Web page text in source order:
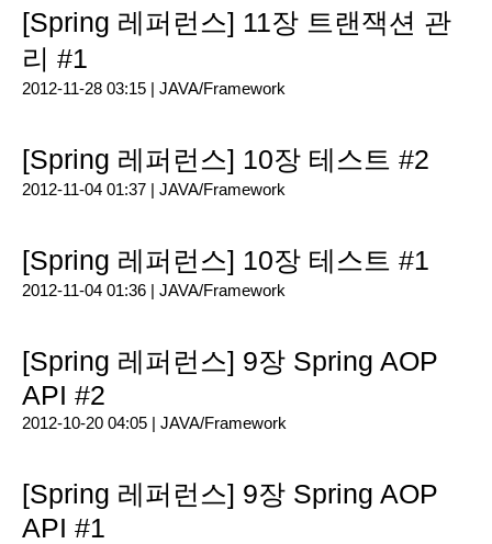
[Spring 레퍼런스] 11장 트랜잭션 관
리 #1
2012-11-28 03:15 | JAVA/Framework
[Spring 레퍼런스] 10장 테스트 #2
2012-11-04 01:37 | JAVA/Framework
[Spring 레퍼런스] 10장 테스트 #1
2012-11-04 01:36 | JAVA/Framework
[Spring 레퍼런스] 9장 Spring AOP
API #2
2012-10-20 04:05 | JAVA/Framework
[Spring 레퍼런스] 9장 Spring AOP
API #1